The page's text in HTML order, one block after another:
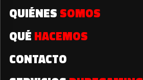
QUIÉNES SOMOS
QUÉ HACEMOS
CONTACTO